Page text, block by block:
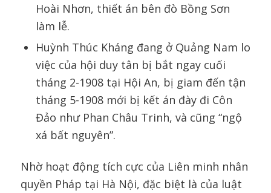
Hoài Nhơn, thiết án bên đò Bồng Sơn
làm lễ.
Huỳnh Thúc Kháng đang ở Quảng Nam lo
việc của hội duy tân bị bắt ngay cuối
tháng 2-1908 tại Hội An, bị giam đến tận
tháng 5-1908 mới bị kết án đày đi Côn
Đảo như Phan Châu Trinh, và cũng “ngộ
xá bất nguyên”.
Nhờ hoạt động tích cực của Liên minh nhân
quyền Pháp tại Hà Nội, đặc biệt là của luật